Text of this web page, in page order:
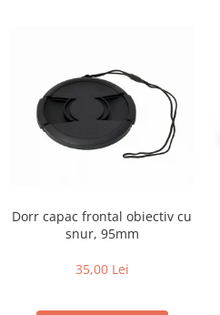
Dorr capac frontal obiectiv cu
snur, 95mm
35,00 Lei